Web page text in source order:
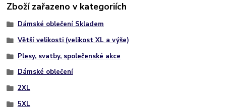
Zboží zařazeno v kategoriích
Dámské oblečení Skladem
Větší velikosti (velikost XL a výše)
Plesy, svatby, společenské akce
Dámské oblečení
2XL
5XL